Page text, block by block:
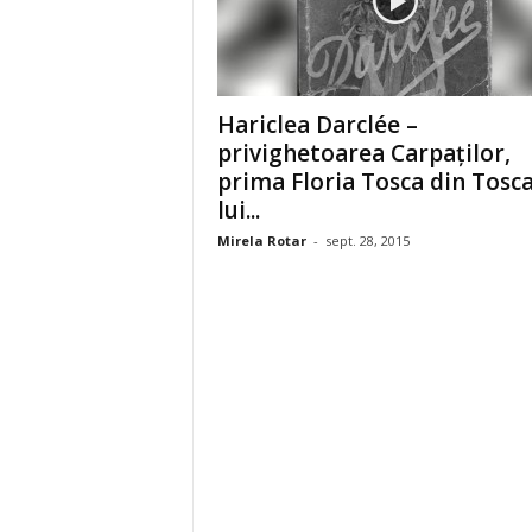
Hariclea Darclée –
privighetoarea Carpaţilor,
prima Floria Tosca din
lui...
Mirela Rotar - sept. 28, 2015